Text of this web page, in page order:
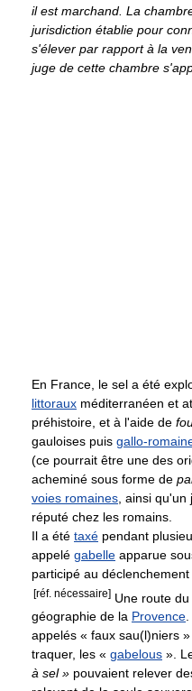
il est marchand. La
jurisdiction établie pour
s'élever par rapport à la
juge de cette chambre
En France, le sel a été
littoraux méditerranéen et
préhistoire, et à l'aide de
gauloises puis gallo-
(ce pourrait être une des
acheminé sous forme de
voies romaines , ainsi
réputé chez les romains.
Il a été taxé pendant
appelé gabelle apparue
participé au déclenchement
[réf. nécessaire] Une route
géographie de la Provence
appelés « faux sau(l)niers
traquer, les « gabelous ».
à sel » pouvaient relever